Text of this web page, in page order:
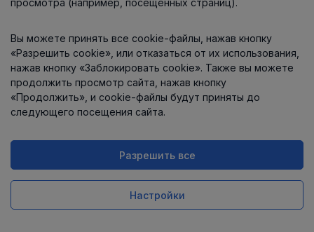
Информация
Контакты
Интернет-магазин работает
просмотра (например, посещенных страниц).
Вы можете принять все cookie-файлы, нажав кнопку
«Разрешить cookie», или отказаться от их использования,
нажав кнопку «Заблокировать cookie». Также вы можете
продолжить просмотр сайта, нажав кнопку
«Продолжить», и cookie-файлы будут приняты до
следующего посещения сайта.
Разрешить все
Настройки